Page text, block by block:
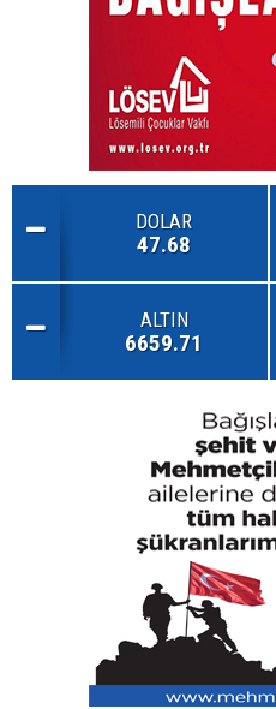
DOLAR
47.68
ALTIN
6659.71